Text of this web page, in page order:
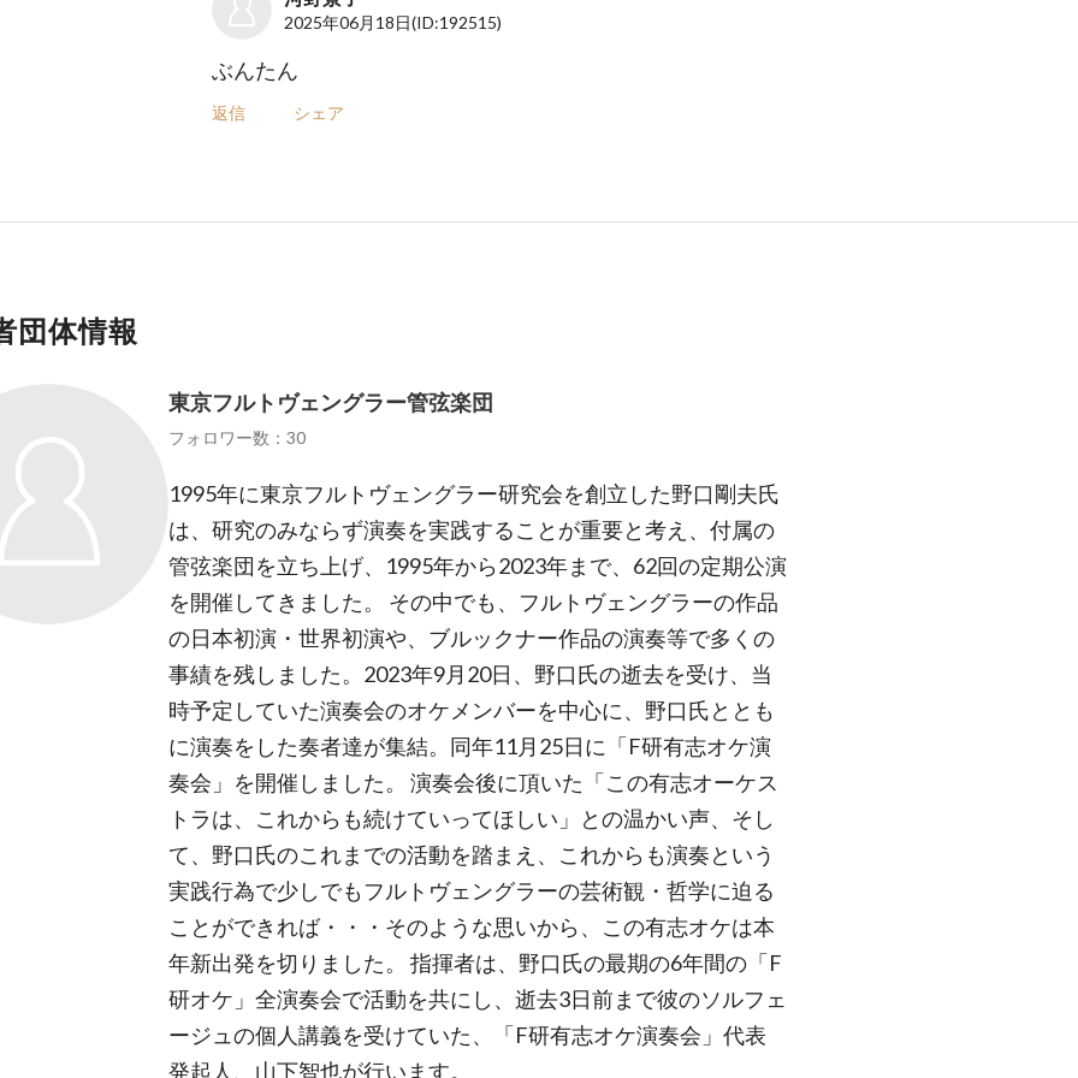
2025年06月18日(ID:192515)
ぶんたん
返信 シェア
団体情報
東京フルトヴェングラー管弦楽団
フォロワー数：30
1995年に東京フルトヴェングラー研究会を創立した野口剛夫氏
は、研究のみならず演奏を実践することが重要と考え、付属の
管弦楽団を立ち上げ、1995年から2023年まで、62回の定期公演
を開催してきました。 その中でも、フルトヴェングラーの作品
の日本初演・世界初演や、ブルックナー作品の演奏等で多くの
事績を残しました。2023年9月20日、野口氏の逝去を受け、当
時予定していた演奏会のオケメンバーを中心に、野口氏ととも
に演奏をした奏者達が集結。同年11月25日に「F研有志オケ演
奏会」を開催しました。 演奏会後に頂いた「この有志オーケス
トラは、これからも続けていってほしい」との温かい声、そし
て、野口氏のこれまでの活動を踏まえ、これからも演奏という
実践行為で少しでもフルトヴェングラーの芸術観・哲学に迫る
ことができれば・・・そのような思いから、この有志オケは本
年新出発を切りました。 指揮者は、野口氏の最期の6年間の「F
研オケ」全演奏会で活動を共にし、逝去3日前まで彼のソルフェ
ージュの個人講義を受けていた、「F研有志オケ演奏会」代表
発起人、山下智也が行います。